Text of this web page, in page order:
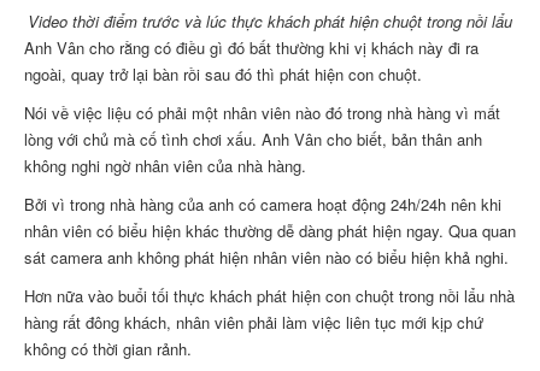
Video thời điểm trước và lúc thực khách phát hiện chuột trong nồi lẩu
Anh Vân cho rằng có điều gì đó bất thường khi vị khách này đi ra
ngoài, quay trở lại bàn rồi sau đó thì phát hiện con chuột.
Nói về việc liệu có phải một nhân viên nào đó trong nhà hàng vì mất
lòng với chủ mà cố tình chơi xấu. Anh Vân cho biết, bản thân anh
không nghi ngờ nhân viên của nhà hàng.
Bởi vì trong nhà hàng của anh có camera hoạt động 24h/24h nên khi
nhân viên có biểu hiện khác thường dễ dàng phát hiện ngay. Qua quan
sát camera anh không phát hiện nhân viên nào có biểu hiện khả nghi.
Hơn nữa vào buổi tối thực khách phát hiện con chuột trong nồi lẩu nhà
hàng rất đông khách, nhân viên phải làm việc liên tục mới kịp chứ
không có thời gian rảnh.